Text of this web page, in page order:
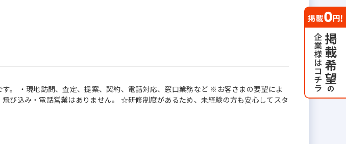
す。 ・現地訪問、査定、提案、契約、電話対応、窓口業務など ※お客さまの要望によ
飛び込み・電話営業はありません。 ☆研修制度があるため、未経験の方も安心してスタ